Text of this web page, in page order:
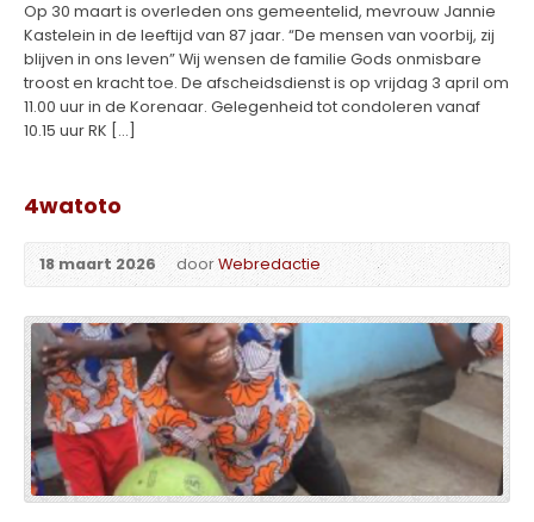
Op 30 maart is overleden ons gemeentelid, mevrouw Jannie
Kastelein in de leeftijd van 87 jaar. “De mensen van voorbij, zij
blijven in ons leven” Wij wensen de familie Gods onmisbare
troost en kracht toe. De afscheidsdienst is op vrijdag 3 april om
11.00 uur in de Korenaar. Gelegenheid tot condoleren vanaf
10.15 uur RK […]
4watoto
18 maart 2026 doorWebredactie